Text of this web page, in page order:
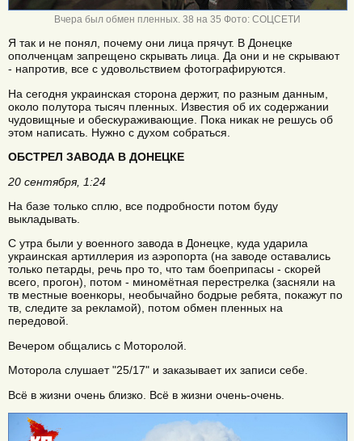
Вчера был обмен пленных. 38 на 35 Фото: СОЦСЕТИ
Я так и не понял, почему они лица прячут. В Донецке
ополченцам запрещено скрывать лица. Да они и не скрывают
- напротив, все с удовольствием фотографируются.
На сегодня украинская сторона держит, по разным данным,
около полутора тысяч пленных. Известия об их содержании
чудовищные и обескураживающие. Пока никак не решусь об
этом написать. Нужно с духом собраться.
ОБСТРЕЛ ЗАВОДА В ДОНЕЦКЕ
20 сентября, 1:24
На базе только сплю, все подробности потом буду
выкладывать.
С утра были у военного завода в Донецке, куда ударила
украинская артиллерия из аэропорта (на заводе оставались
только петарды, речь про то, что там боеприпасы - скорей
всего, прогон), потом - миномётная перестрелка (засняли на
тв местные военкоры, необычайно бодрые ребята, покажут по
тв, следите за рекламой), потом обмен пленных на
передовой.
Вечером общались с Моторолой.
Моторола слушает "25/17" и заказывает их записи себе.
Всё в жизни очень близко. Всё в жизни очень-очень.